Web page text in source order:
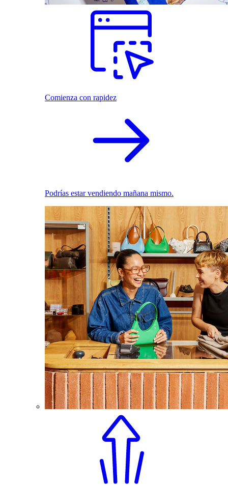
Comienza con rapidez
Podrías estar vendiendo mañana mismo.